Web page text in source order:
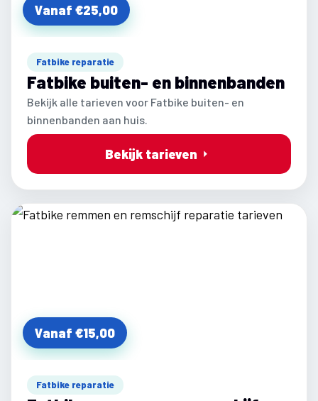
Vanaf €25,00
Fatbike reparatie
Fatbike buiten- en binnenbanden
Bekijk alle tarieven voor Fatbike buiten- en
binnenbanden aan huis.
Bekijk tarieven
Vanaf €15,00
Fatbike reparatie